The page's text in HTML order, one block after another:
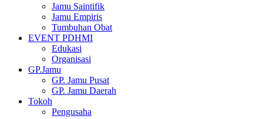
Jamu Saintifik
Jamu Empiris
Tumbuhan Obat
EVENT PDHMI
Edukasi
Organisasi
GP.Jamu
GP. Jamu Pusat
GP. Jamu Daerah
Tokoh
Pengusaha